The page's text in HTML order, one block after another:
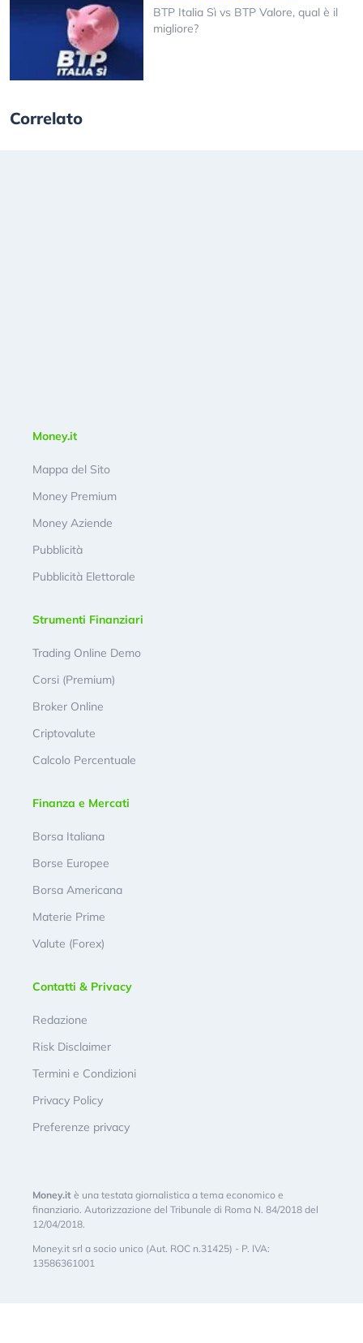
BTP Italia Sì vs BTP Valore, qual è il
migliore?
Correlato
Money.it
Mappa del Sito
Money Premium
Money Aziende
Pubblicità
Pubblicità Elettorale
Strumenti Finanziari
Trading Online Demo
Corsi (Premium)
Broker Online
Criptovalute
Calcolo Percentuale
Finanza e Mercati
Borsa Italiana
Borse Europee
Borsa Americana
Materie Prime
Valute (Forex)
Contatti & Privacy
Redazione
Risk Disclaimer
Termini e Condizioni
Privacy Policy
Preferenze privacy
Money.it è una testata giornalistica a tema economico e
finanziario. Autorizzazione del Tribunale di Roma N. 84/2018 del
12/04/2018.
Money.it srl a socio unico (Aut. ROC n.31425) - P. IVA:
13586361001